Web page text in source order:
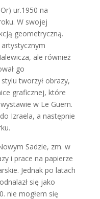
ur.1950 na
W swojej
geometryczną.
ale również
go
tworzył obrazy,
graficznej, które
w Le Guern.
Izraela, a następnie
Sadzie, zm. w
i prace na papierze
Jednak po latach
się jako
nie mogłem się